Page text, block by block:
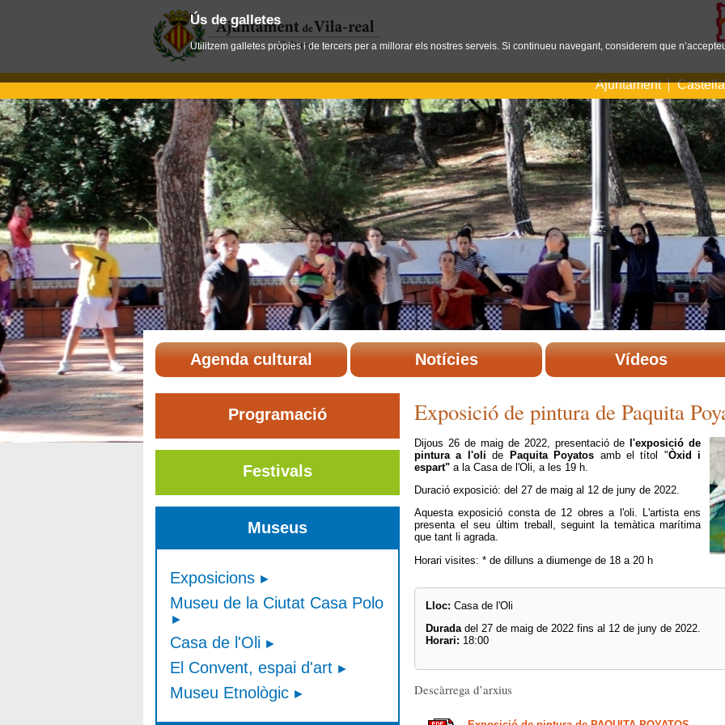
Ajuntament
Agenda cultural Notícies Vídeos
Exposició de pintura de Paquita
Dijous 26 de maig de 2022, presentació del'exposició de
pintura a l'oli de Paquita Poyatos amb el títol "Òxid i
espart" a la Casa de l'Oli, a les 19 h.
Duració exposició: del 27 de maig al 12 de juny de 2022.
Aquesta exposició consta de 12 obres a l'oli. L'artista ens
presenta el seu últim treball, seguint la temàtica marítima
que tant li agrada.
Horari visites: * de dilluns a diumenge de 18 a 20 h
Lloc: Casa de l'Oli
Duradadel 27 de maig de 2022 fins al 12 de juny de 2022.
Horari: 18:00
Descàrrega d’arxius
Programació
Festivals
Museus
Exposicions
Museu de la Ciutat Casa Polo
Casa de l'Oli
El Convent, espai d'art
Museu Etnològic
Ús de galletes
Utilitzem galletes pròpies i de tercers per a millorar els nostres serveis. Si continueu navegant, considerem que